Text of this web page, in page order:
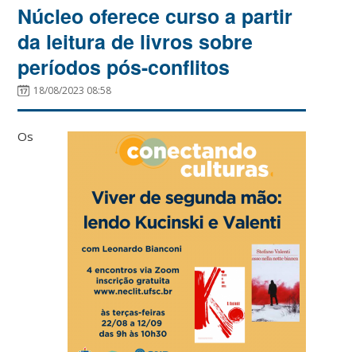
Núcleo oferece curso a partir
da leitura de livros sobre
períodos pós-conflitos
18/08/2023 08:58
Os